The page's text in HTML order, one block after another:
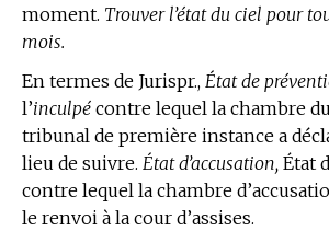
moment. Trouver l’état du ciel pour
mois.
En termes de Jurispr., État de
l’inculpé contre lequel la chambre
tribunal de première instance a
lieu de suivre. État d’accusation, État
contre lequel la chambre
le renvoi à la cour d’assises.